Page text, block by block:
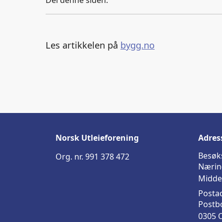
Les artikkelen på bygg.no
Norsk Utleieforening
Org. nr. 991 378 472
0305